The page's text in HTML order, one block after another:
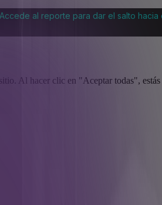
Accede al reporte para dar el salto
Al hacer clic en "Aceptar todas",